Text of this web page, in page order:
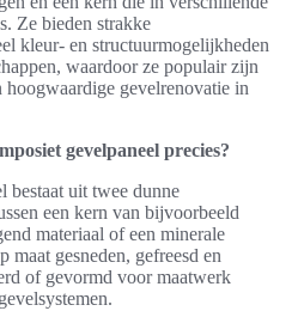
Ze bieden strakke
kleur- en structuurmogelijkheden
waardoor ze populair zijn
gevelrenovatie in
gevelpaneel precies?
bestaat uit twee dunne
een kern van bijvoorbeeld
materiaal of een minerale
gesneden, gefreesd en
of gevormd voor maatwerk